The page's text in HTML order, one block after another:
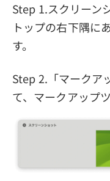
Step 1.スクリーン
トップの右下隅に
す。
Step 2.「マークア
て、マークアップ